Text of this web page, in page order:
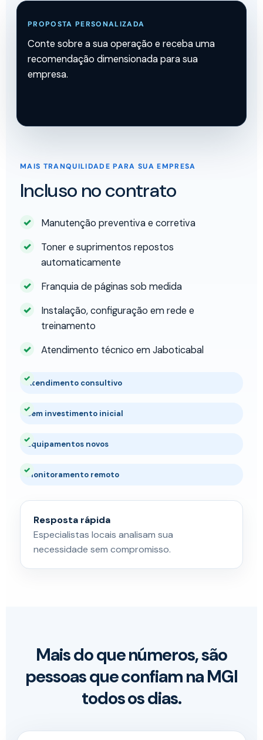
PROPOSTA PERSONALIZADA
Conte sobre a sua operação e receba uma
recomendação dimensionada para sua
empresa.
MAIS TRANQUILIDADE PARA SUA EMPRESA
Incluso no contrato
Manutenção preventiva e corretiva
Toner e suprimentos repostos
automaticamente
Franquia de páginas sob medida
Instalação, configuração em rede e
treinamento
Atendimento técnico em Jaboticabal
Atendimento consultivo
Sem investimento inicial
Equipamentos novos
Monitoramento remoto
Resposta rápida
Especialistas locais analisam sua
necessidade sem compromisso.
Mais do que números, são
pessoas que confiam na MGI
todos os dias.